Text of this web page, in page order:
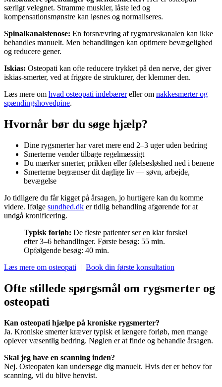
særligt velegnet. Stramme muskler, låste led og
kompensationsmønstre kan løsnes og normaliseres.
Spinalkanalstenose: En forsnævring af rygmarvskanalen kan ikke
behandles manuelt. Men behandlingen kan optimere bevægelighed
og reducere gener.
Iskias: Osteopati kan ofte reducere trykket på den nerve, der giver
iskias-smerter, ved at frigøre de strukturer, der klemmer den.
Læs mere om hvad osteopati indebærereller om nakkesmerter og
spændingshovedpine.
Hvornår bør du søge hjælp?
Dine rygsmerter har varet mere end 2–3 uger uden bedring
Smerterne vender tilbage regelmæssigt
Du mærker smerter, prikken eller følelsesløshed ned i benene
Smerterne begrænser dit daglige liv — søvn, arbejde,
bevægelse
Jo tidligere du får kigget på årsagen, jo hurtigere kan du komme
videre. Ifølge sundhed.dk er tidlig behandling afgørende for at
undgå kronificering.
Typisk forløb: De fleste patienter ser en klar forskel
efter 3–6 behandlinger. Første besøg: 55 min.
Opfølgende besøg: 40 min.
Læs mere om osteopati | Book din første konsultation
Ofte stillede spørgsmål om rygsmerter og
osteopati
Kan osteopati hjælpe på kroniske rygsmerter?
Ja. Kroniske smerter kræver typisk et længere forløb, men mange
oplever væsentlig bedring. Nøglen er at finde og behandle årsagen.
Skal jeg have en scanning inden?
Nej. Osteopaten kan undersøge dig manuelt. Hvis der er behov for
scanning, vil du blive henvist.